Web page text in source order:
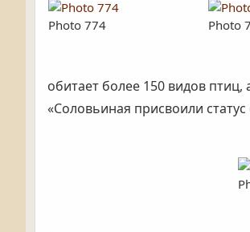
Photo 774 Photo
обитает более 150 видов
«Соловьиная присвоили